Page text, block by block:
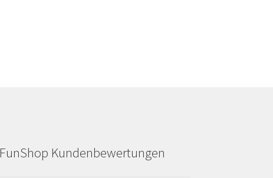
FunShop Kundenbewertungen